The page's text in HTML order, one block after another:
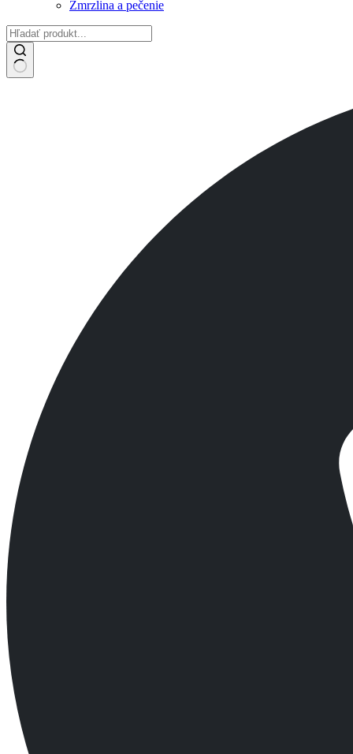
Zmrzlina a pečenie